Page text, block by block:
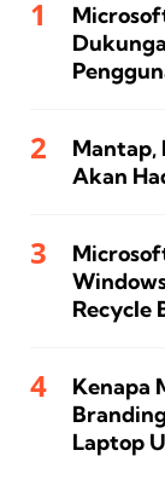
Mantap,
Akan
Recycle
Kenapa
Laptop